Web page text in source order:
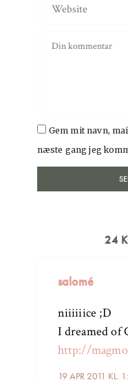
Gem mit navn,
næste gang jeg
24
salomé
19 APR 2011 KL.
niiiiiice ;D
I dreamed of
http://